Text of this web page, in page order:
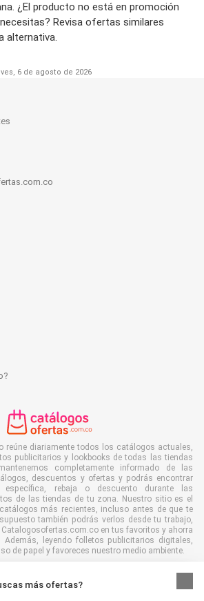
¿El producto no está en promoción
Revisa ofertas similares
alternativa.
6 de agosto de 2026
más ofertas?
reúne diariamente todos los catálogos actuales,
publicitarios y lookbooks de todas las tiendas
completamente informado de las
descuentos y ofertas y podrás encontrar
rebaja o descuento durante las
de las tiendas de tu zona. Nuestro sitio es el
más recientes, incluso antes de que te
también podrás verlos desde tu trabajo,
en tus favoritos y ahorra
leyendo folletos publicitarios digitales,
de papel y favoreces nuestro medio ambiente.